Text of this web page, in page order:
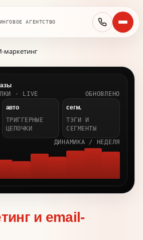
АГЕНТСТВО
маркетинг
и email-
· LIVE
ОБНОВЛЕНО
авто
ТРИГГЕРНЫЕ
ЦЕПОЧКИ
сегм.
ТЭГИ И
СЕГМЕНТЫ
ДИНАМИКА / НЕДЕЛЯ